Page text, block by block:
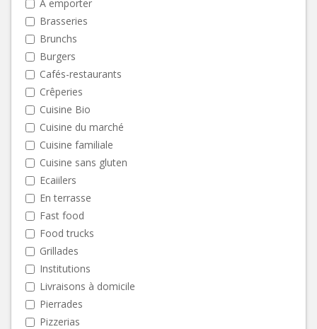
A emporter
Brasseries
Brunchs
Burgers
Cafés-restaurants
Crêperies
Cuisine Bio
Cuisine du marché
Cuisine familiale
Cuisine sans gluten
Ecaiilers
En terrasse
Fast food
Food trucks
Grillades
Institutions
Livraisons à domicile
Pierrades
Pizzerias